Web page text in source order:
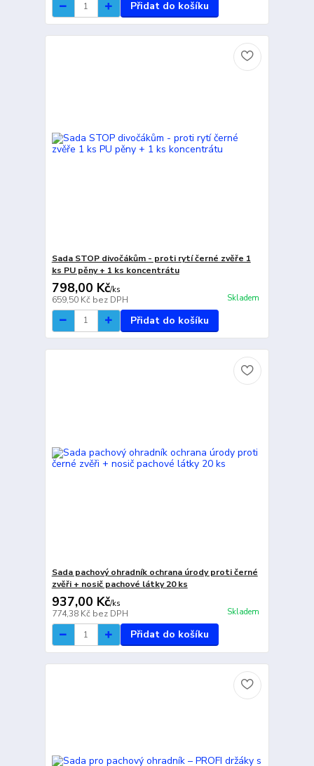
Přidat do košíku
Sada STOP divočákům - proti rytí černé zvěře 1
ks PU pěny + 1 ks koncentrátu
798,00 Kč/ks
659,50 Kč bez DPH Skladem
Přidat do košíku
Sada pachový ohradník ochrana úrody proti černé
zvěři + nosič pachové látky 20 ks
937,00 Kč/ks
774,38 Kč bez DPH Skladem
Přidat do košíku